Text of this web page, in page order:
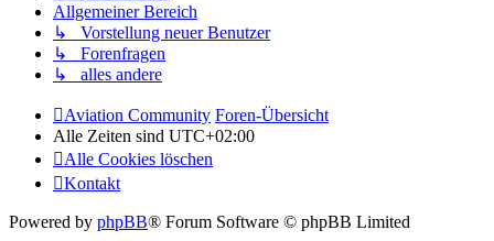
Allgemeiner Bereich
↳ Vorstellung neuer Benutzer
↳ Forenfragen
↳ alles andere
Aviation Community Foren-Übersicht
Alle Zeiten sind UTC+02:00
Alle Cookies löschen
Kontakt
Powered by phpBB® Forum Software © phpBB Limited